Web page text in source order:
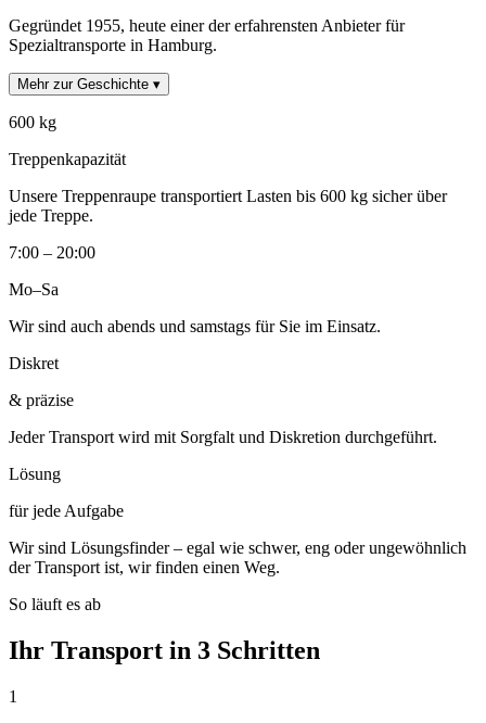
Gegründet 1955, heute einer der erfahrensten Anbieter für
Spezialtransporte in Hamburg.
Mehr zur Geschichte ▾
600 kg
Treppenkapazität
Unsere Treppenraupe transportiert Lasten bis 600 kg sicher über
jede Treppe.
7:00 – 20:00
Mo–Sa
Wir sind auch abends und samstags für Sie im Einsatz.
Diskret
& präzise
Jeder Transport wird mit Sorgfalt und Diskretion durchgeführt.
Lösung
für jede Aufgabe
Wir sind Lösungsfinder – egal wie schwer, eng oder ungewöhnlich
der Transport ist, wir finden einen Weg.
So läuft es ab
Ihr Transport in 3 Schritten
1